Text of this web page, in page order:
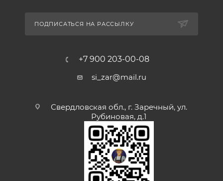
ПОДПИСАТЬСЯ НА РАССЫЛКУ
+7 900 203-00-08
si_zar@mail.ru
Свердловская обл., г. Заречный, ул.
Рубиновая, д.1